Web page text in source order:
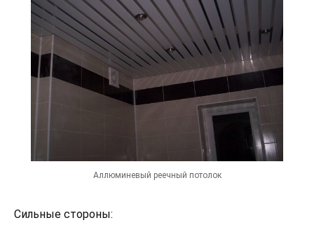
Аллюминевый реечный потолок
Сильные стороны: